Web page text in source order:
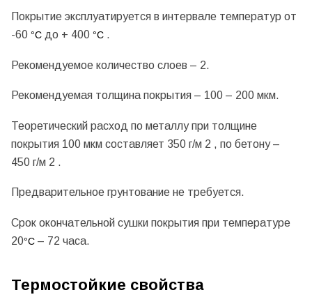
Покрытие эксплуатируется в интервале температур от
-60 °С до + 400 °С .
Рекомендуемое количество слоев – 2.
Рекомендуемая толщина покрытия – 100 – 200 мкм.
Теоретический расход по металлу при толщине
покрытия 100 мкм составляет 350 г/м 2 , по бетону –
450 г/м 2 .
Предварительное грунтование не требуется.
Срок окончательной сушки покрытия при температуре
20°С – 72 часа.
Термостойкие свойства